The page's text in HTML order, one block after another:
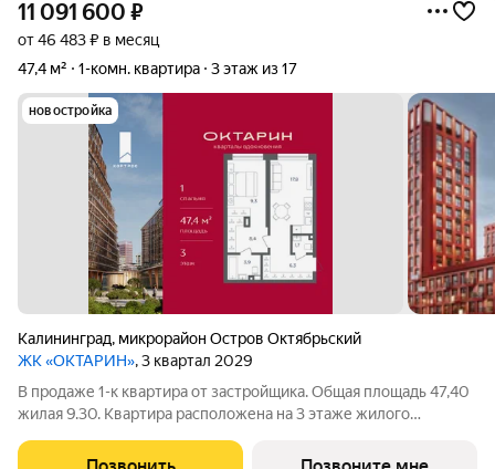
11 091 600 ₽
от 46 483 ₽ в месяц
47,4 м²
1-комн. квартира 3 этаж из 17
новостройка
Калининград, микрорайон Остров Октябрьский
ЖК «ОКТАРИН», 3 квартал 2029
В продаже 1-к квартира от застройщика. Общая площадь 47,40
жилая 9.30. Квартира расположена на 3 этаже жилого
года. ОКТАРИН - масштабный жилой квартал площадью 7